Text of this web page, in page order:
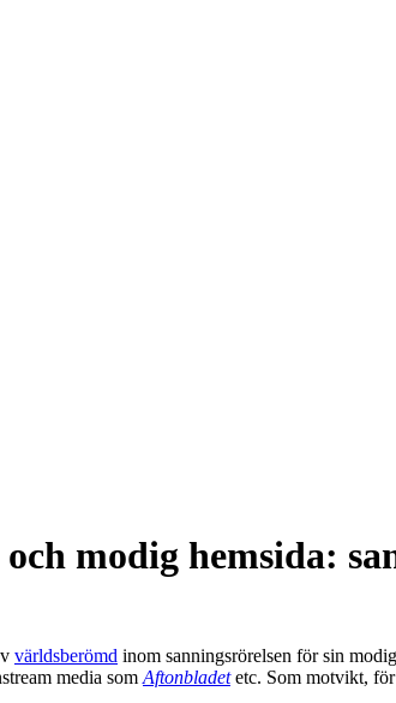
modig hemsida:
världsberömd inom sanningsrörelsen för sin
media som Aftonbladetetc. Som motvikt, för